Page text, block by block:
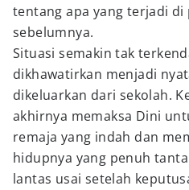
tentang apa yang terjadi di
sebelumnya.
Situasi semakin tak
dikhawatirkan menjadi
dikeluarkan dari sekolah.
akhirnya memaksa Dini
remaja yang indah dan
hidupnya yang penuh
lantas usai setelah